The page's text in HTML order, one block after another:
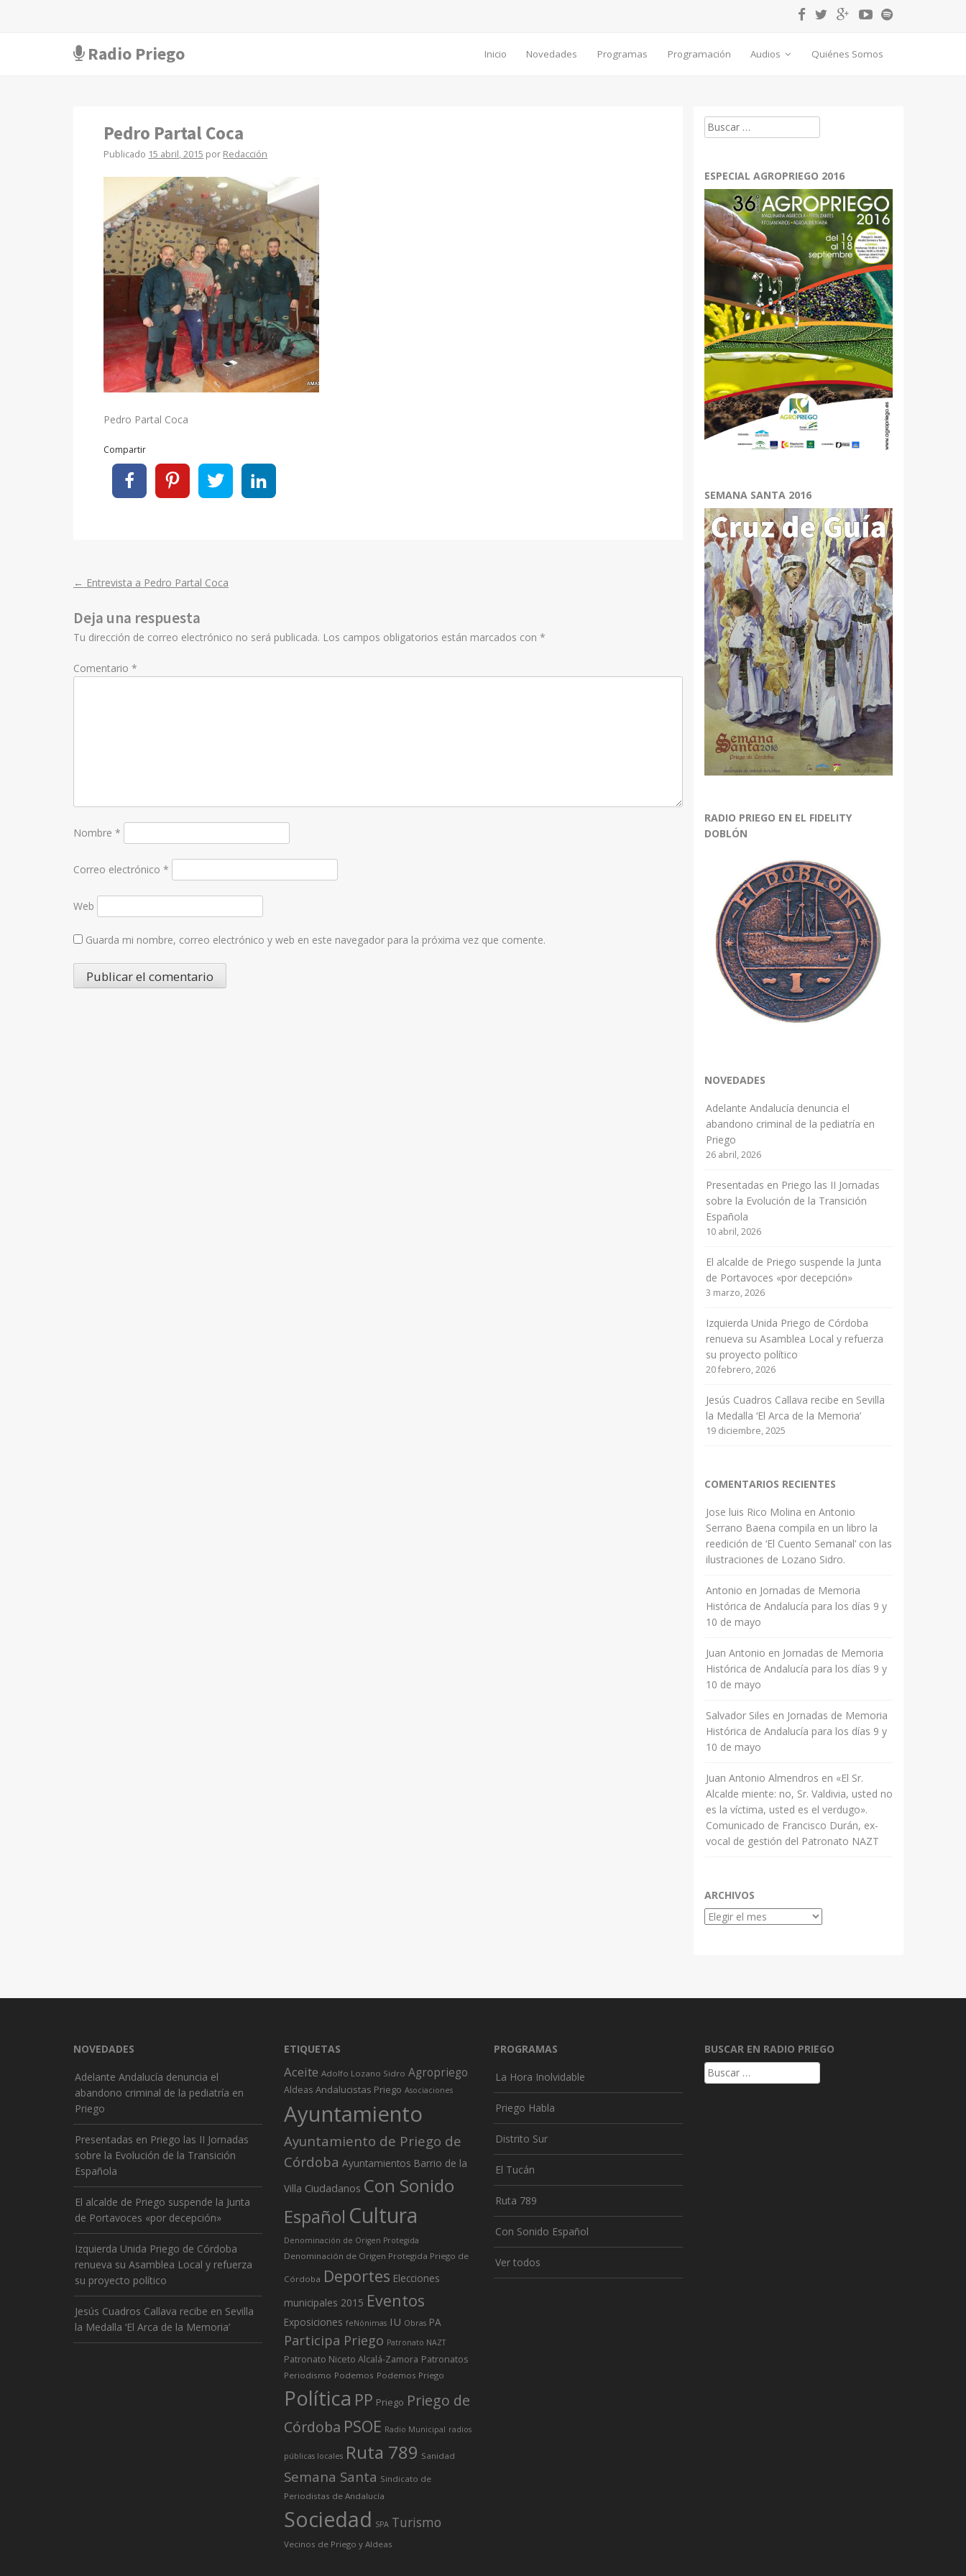
Radio Priego Inicio Novedades Programas Programación Audios Quiénes Somos
Pedro Partal Coca
Publicado 15 abril, 2015 por Redacción
Pedro Partal Coca
Compartir
Post
navigation
← Entrevista a Pedro Partal Coca
Deja una respuesta
Tu dirección de correo electrónico no será publicada. Los campos obligatorios están marcados con *
Comentario *
Nombre *
Correo electrónico *
Web
Guarda mi nombre, correo electrónico y web en este navegador para la próxima vez que comente.
Buscar:
ESPECIAL AGROPRIEGO 2016
SEMANA SANTA 2016
RADIO PRIEGO EN EL FIDELITY
DOBLÓN
NOVEDADES
Adelante Andalucía denuncia el
abandono criminal de la pediatría en
Priego
26 abril, 2026
Presentadas en Priego las II Jornadas
sobre la Evolución de la Transición
Española
10 abril, 2026
El alcalde de Priego suspende la Junta
de Portavoces «por decepción»
3 marzo, 2026
Izquierda Unida Priego de Córdoba
renueva su Asamblea Local y refuerza
su proyecto político
20 febrero, 2026
Jesús Cuadros Callava recibe en Sevilla
la Medalla ‘El Arca de la Memoria’
19 diciembre, 2025
COMENTARIOS RECIENTES
Jose luis Rico Molina en Antonio
Serrano Baena compila en un libro la
reedición de ‘El Cuento Semanal’ con las
ilustraciones de Lozano Sidro.
Antonio en Jornadas de Memoria
Histórica de Andalucía para los días 9 y
10 de mayo
Juan Antonio en Jornadas de Memoria
Histórica de Andalucía para los días 9 y
10 de mayo
Salvador Siles en Jornadas de Memoria
Histórica de Andalucía para los días 9 y
10 de mayo
Juan Antonio Almendros en «El Sr.
Alcalde miente: no, Sr. Valdivia, usted no
es la víctima, usted es el verdugo».
Comunicado de Francisco Durán, ex-
vocal de gestión del Patronato NAZT
ARCHIVOS
Archivos
NOVEDADES
Adelante Andalucía denuncia el
abandono criminal de la pediatría en
Priego
Presentadas en Priego las II Jornadas
sobre la Evolución de la Transición
Española
El alcalde de Priego suspende la Junta
de Portavoces «por decepción»
Izquierda Unida Priego de Córdoba
renueva su Asamblea Local y refuerza
su proyecto político
Jesús Cuadros Callava recibe en Sevilla
la Medalla ‘El Arca de la Memoria’
ETIQUETAS
Aceite Adolfo Lozano Sidro Agropriego
Aldeas Andalucistas Priego Asociaciones
Ayuntamiento
Ayuntamiento de Priego de
Córdoba Ayuntamientos Barrio de la
Villa Ciudadanos Con Sonido
Español Cultura
Denominación de Origen Protegida
Denominación de Origen Protegida Priego de
Córdoba Deportes Elecciones
municipales 2015 Eventos
Exposiciones feNónimas IU Obras PA
Participa Priego Patronato NAZT
Patronato Niceto Alcalá-Zamora Patronatos
Periodismo Podemos Podemos Priego
Política PP Priego Priego de
Córdoba PSOE Radio Municipal radios
públicas locales Ruta 789 Sanidad
Semana Santa Sindicato de
Periodistas de Andalucía
Sociedad SPA Turismo
Vecinos de Priego y Aldeas
PROGRAMAS
La Hora Inolvidable
Priego Habla
Distrito Sur
El Tucán
Ruta 789
Con Sonido Español
Ver todos
BUSCAR EN RADIO PRIEGO
Buscar: